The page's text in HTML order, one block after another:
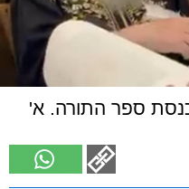
ספר התורה. א'